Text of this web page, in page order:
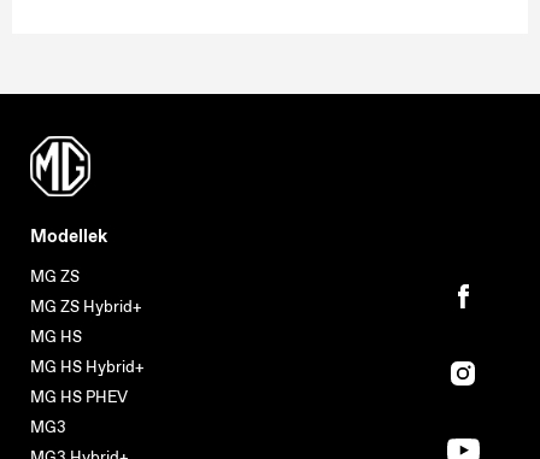
Modellek
MG ZS
MG ZS Hybrid+
MG HS
MG HS Hybrid+
MG HS PHEV
MG3